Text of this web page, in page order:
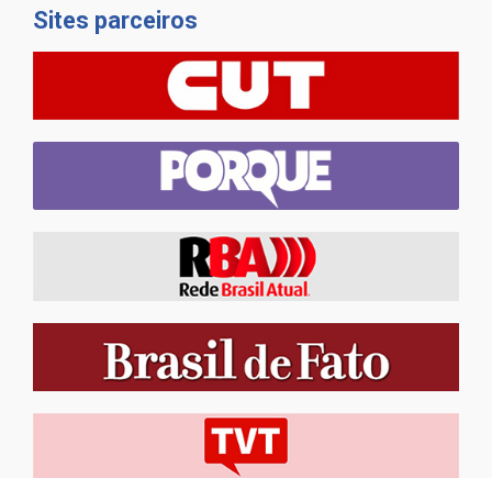
Sites parceiros